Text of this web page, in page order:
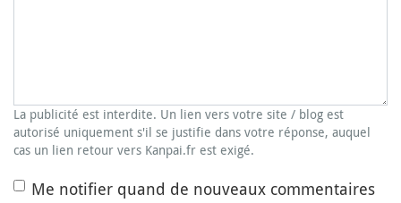
La publicité est interdite. Un lien vers votre site / blog est
autorisé uniquement s'il se justifie dans votre réponse, auquel
cas un lien retour vers Kanpai.fr est exigé.
Me notifier quand de nouveaux commentaires